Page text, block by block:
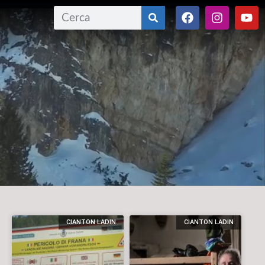
CIANTON LADIN CIANTON LADIN